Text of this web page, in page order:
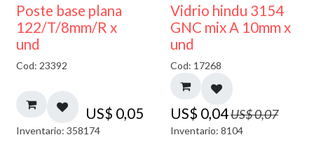
Poste base plana
122/T/8mm/R x
und
Cod: 23392
US$ 0,05
Inventario: 358174
40% DESCUENTO
Vidrio hindu 3154
GNC mix A 10mm x
und
Cod: 17268
US$ 0,04US$0,07
Inventario: 8104